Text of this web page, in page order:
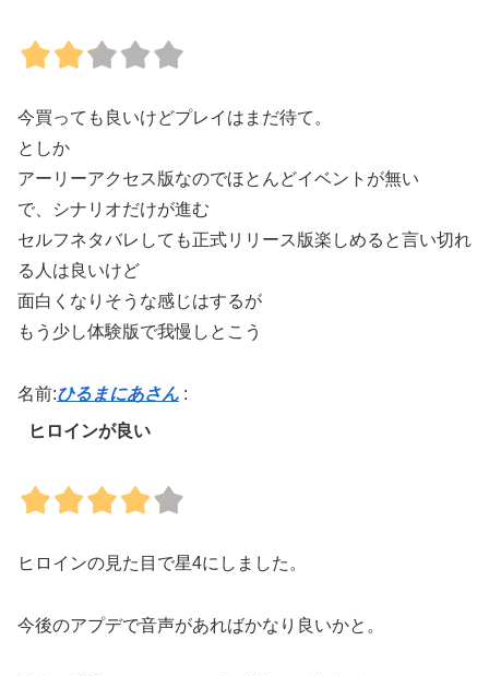
今買っても良いけどプレイはまだ待て。
としか
アーリーアクセス版なのでほとんどイベントが無い
で、シナリオだけが進む
セルフネタバレしても正式リリース版楽しめると言い切れ
る人は良いけど
面白くなりそうな感じはするが
もう少し体験版で我慢しとこう
名前:ひるまにあさん :
ヒロインが良い
ヒロインの見た目で星4にしました。
今後のアプデで音声があればかなり良いかと。